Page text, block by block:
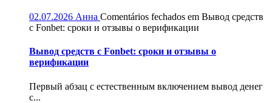
02.07.2026 Анна Comentários fechados em Вывод средств
с Fonbet: сроки и отзывы о верификации
Вывод средств с Fonbet: сроки и отзывы о
верификации
Первый абзац с естественным включением вывод денег
с...